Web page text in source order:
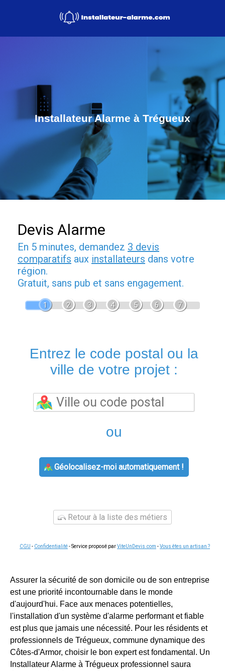
Installateur Alarme à Trégueux
Devis Alarme
En 5 minutes, demandez 3 devis
comparatifs aux installateurs dans votre
région.
Gratuit, sans pub et sans engagement.
1 2 3 4 5 6 7
Entrez le code postal ou la
ville de votre projet :
ou
Géolocalisez-moi automatiquement !
Retour à la liste des métiers
CGU - Confidentialité- Service proposé parViteUnDevis.com -Vous êtes un artisan ?
Assurer la sécurité de son domicile ou de son entreprise
est une priorité incontournable dans le monde
d'aujourd'hui. Face aux menaces potentielles,
l'installation d'un système d'alarme performant et fiable
est plus que jamais une nécessité. Pour les résidents et
professionnels de Trégueux, commune dynamique des
Côtes-d'Armor, choisir le bon expert est fondamental. Un
Installateur Alarme à Trégueux professionnel saura